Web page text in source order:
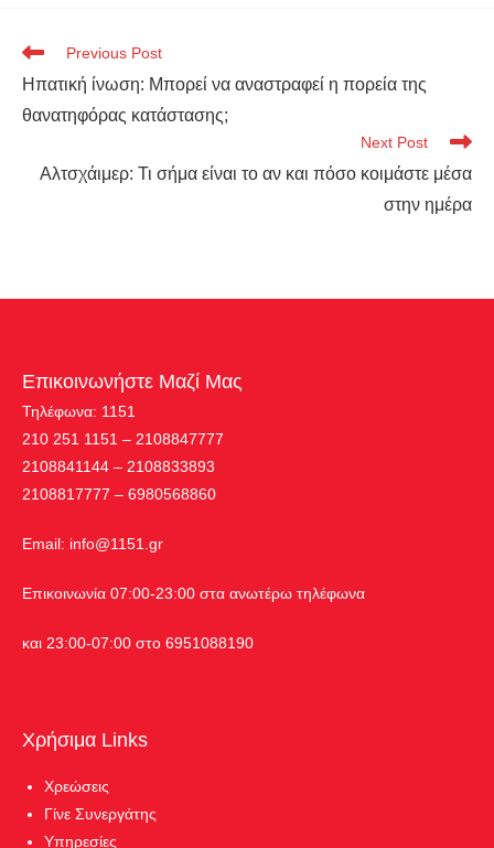
Previous Post
Ηπατική ίνωση: Μπορεί να αναστραφεί η πορεία της
θανατηφόρας κατάστασης;
Next Post
Αλτσχάιμερ: Τι σήμα είναι το αν και πόσο κοιμάστε μέσα
στην ημέρα
Επικοινωνήστε Μαζί Μας
Τηλέφωνα: 1151
210 251 1151 – 2108847777
2108841144 – 2108833893
2108817777 – 6980568860
Εmail: info@1151.gr
Επικοινωνία 07:00-23:00 στα ανωτέρω τηλέφωνα
και 23:00-07:00 στο 6951088190
Χρήσιμα Links
Χρεώσεις
Γίνε Συνεργάτης
Υπηρεσίες